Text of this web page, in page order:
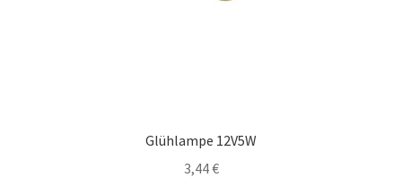
Glühlampe 12V5W
3,44€